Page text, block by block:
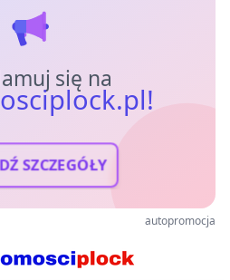
się na
SZCZEGÓŁY
autopromocja